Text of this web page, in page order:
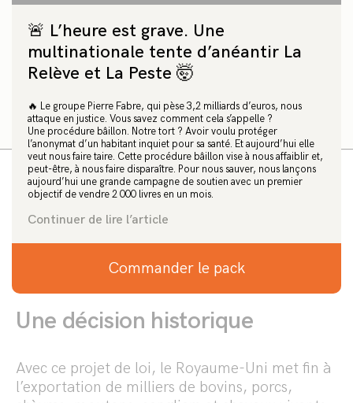
continent – mais plus maintenant ! »
Facebook
X WhatsApp
Email
Photographie: Roee Shpernik / Wikimedia Commons
15 mai 2024
C’est une décision historique pour le bien-être
animal : le Parlement britannique a voté
l'engraissement.
Une décision historique
Avec ce projet de loi, le Royaume-Uni met fin à
l’exportation de milliers de bovins, porcs,
🚨 L’heure est grave. Une
multinationale tente d’anéantir La
Relève et La Peste 🤯
🔥 Le groupe Pierre Fabre, qui pèse 3,2 milliards d’euros, nous
attaque en justice. Vous savez comment cela s’appelle ?
Une procédure bâillon. Notre tort ? Avoir voulu protéger
l’anonymat d’un habitant inquiet pour sa santé. Et aujourd’hui elle
veut nous faire taire. Cette procédure bâillon vise à nous affaiblir et,
peut-être, à nous faire disparaître. Pour nous sauver, nous lançons
aujourd’hui une grande campagne de soutien avec un premier
objectif de vendre 2 000 livres en un mois.
Continuer de lire l’article
Commander le pack